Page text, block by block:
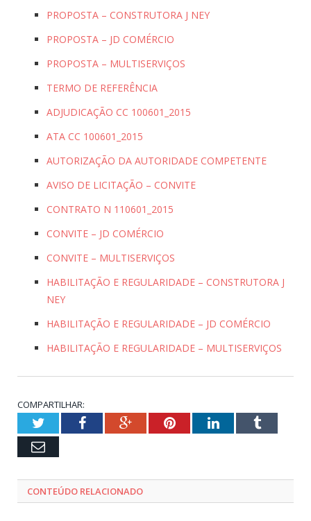
PROPOSTA – CONSTRUTORA J NEY
PROPOSTA – JD COMÉRCIO
PROPOSTA – MULTISERVIÇOS
TERMO DE REFERÊNCIA
ADJUDICAÇÃO CC 100601_2015
ATA CC 100601_2015
AUTORIZAÇÃO DA AUTORIDADE COMPETENTE
AVISO DE LICITAÇÃO – CONVITE
CONTRATO N 110601_2015
CONVITE – JD COMÉRCIO
CONVITE – MULTISERVIÇOS
HABILITAÇÃO E REGULARIDADE – CONSTRUTORA J
NEY
HABILITAÇÃO E REGULARIDADE – JD COMÉRCIO
HABILITAÇÃO E REGULARIDADE – MULTISERVIÇOS
COMPARTILHAR:
TwitterFacebookGoogle+PinterestLinkedInTumblr
Email
CONTEÚDO RELACIONADO